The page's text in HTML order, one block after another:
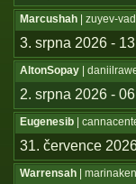
Marcushah | zuyev-
3. srpna 2026 -
AltonSopay |
2. srpna 2026 -
Eugenesib |
31. července 2026
Warrensah |